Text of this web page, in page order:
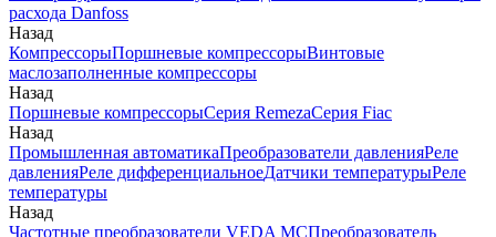
расхода Danfoss
Назад
КомпрессорыПоршневые компрессорыВинтовые
маслозаполненные компрессоры
Назад
Поршневые компрессорыСерия RemezaСерия Fiac
Назад
Промышленная автоматикаПреобразователи давленияРеле
давленияРеле дифференциальноеДатчики температурыРеле
температуры
Назад
Частотные преобразователи VEDA MCПреобразователь